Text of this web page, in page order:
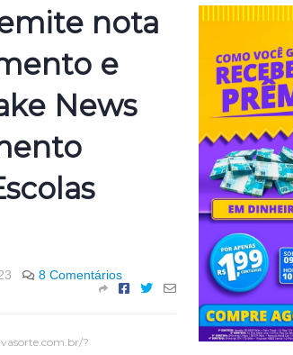
nota
e
News
8 Comentários
?